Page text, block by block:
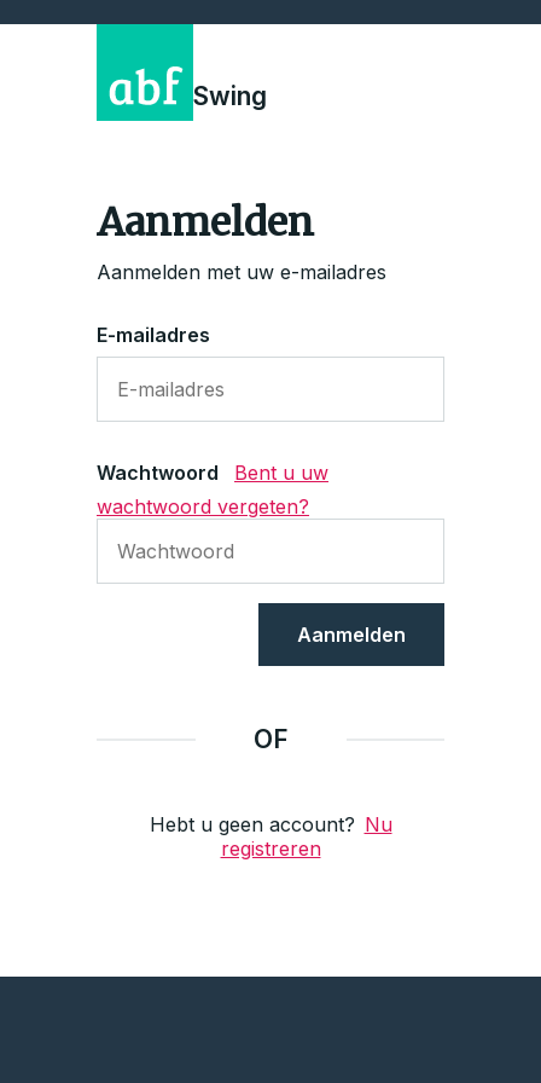
Swing
Aanmelden
Aanmelden met uw e-mailadres
E-mailadres
Wachtwoord
Bent u uw
wachtwoord vergeten?
Aanmelden
OF
Hebt u geen account? Nu
registreren